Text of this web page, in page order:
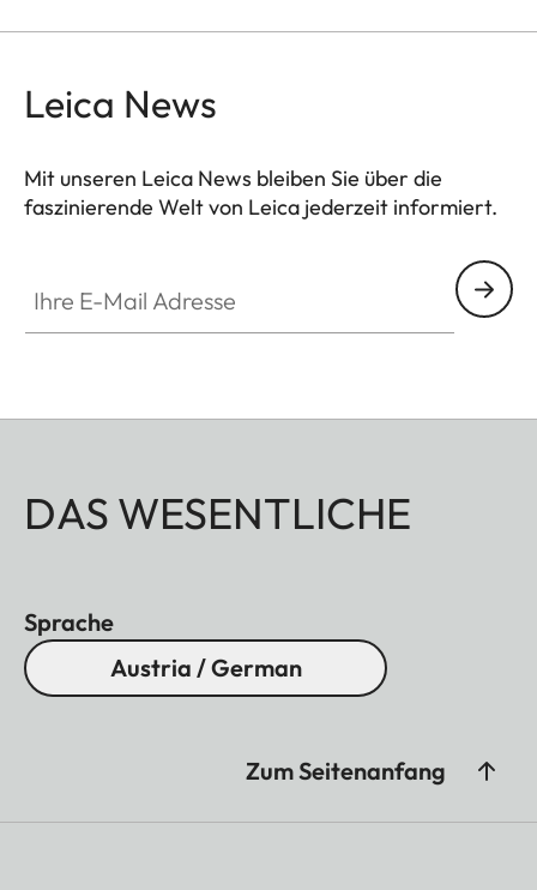
Leica News
Mit unseren Leica News bleiben Sie über die
faszinierende Welt von Leica jederzeit informiert.
DAS WESENTLICHE
Sprache
Austria / German
Zum Seitenanfang